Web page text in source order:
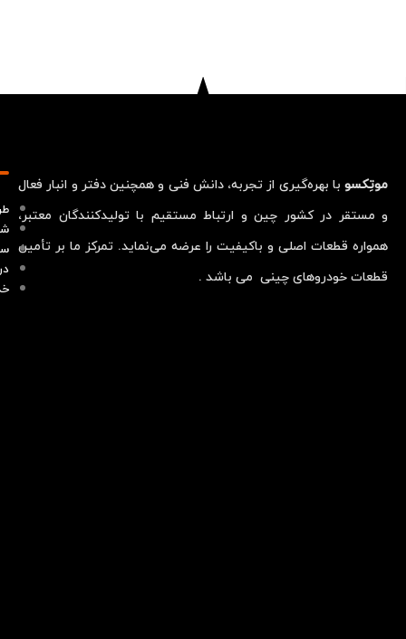
موتِکسو با بهره‌گیری از تجربه، دانش فنی و همچنین دفتر و انبار فعال
و مستقر در کشور چین و ارتباط مستقیم با تولیدکنندگان معتبر،
همواره قطعات اصلی و باکیفیت را عرضه می‌نماید. تمرکز ما بر تأمین
قطعات خودروهای چینی می باشد .